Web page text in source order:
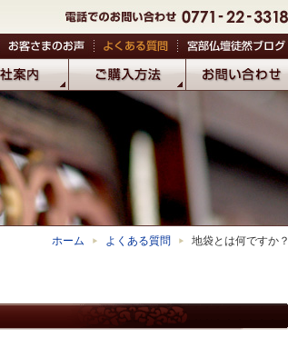
ホーム よくある質問 地袋とは何ですか？